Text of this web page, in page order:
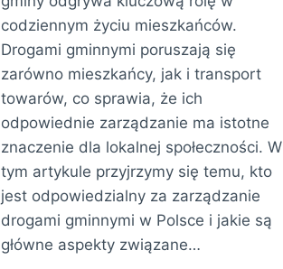
codziennym życiu mieszkańców.
Drogami gminnymi poruszają się
zarówno mieszkańcy, jak i transport
towarów, co sprawia, że ich
odpowiednie zarządzanie ma istotne
znaczenie dla lokalnej społeczności. W
tym artykule przyjrzymy się temu, kto
jest odpowiedzialny za zarządzanie
drogami gminnymi w Polsce i jakie są
główne aspekty związane…